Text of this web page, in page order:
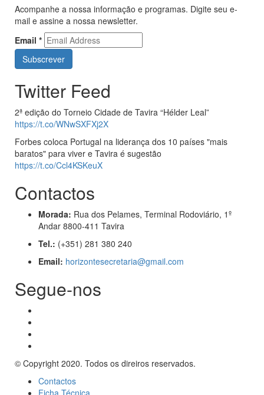
Acompanhe a nossa informação e programas. Digite seu e-
mail e assine a nossa newsletter.
Email *
Twitter Feed
2ª edição do Torneio Cidade de Tavira “Hélder Leal”
https://t.co/WNwSXFXj2X
Forbes coloca Portugal na liderança dos 10 países "mais
baratos" para viver e Tavira é sugestão
https://t.co/Ccl4KSKeuX
Contactos
Morada: Rua dos Pelames, Terminal Rodoviário, 1º
Andar 8800-411 Tavira
Tel.: (+351) 281 380 240
Email: horizontesecretaria@gmail.com
Segue-nos
© Copyright 2020. Todos os direiros reservados.
Contactos